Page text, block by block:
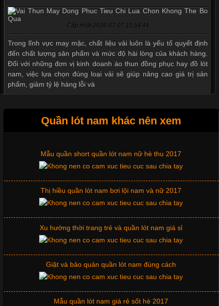
Cập nhật 2026-07-07 15:54:44
Trong lĩnh vực may mặc, chất liệu vải luôn là yếu tố quyết định
đến chất lượng sản phẩm và mức độ hài lòng của khách hàng.
Đối với những đơn vị kinh doanh áo thun đồng phục hay đồ lót
nam, việc lựa chọn đúng loại vải sẽ giúp nâng cao giá trị sản
phẩm, giảm tỷ lệ hàng lỗi và
Áo thun là một trong những trang phục phổ biến nhất hiện nay
nhờ tính tiện dụng, dễ phối đồ và phù hợp với nhiều đối tượng.
quan trọng tạo nên phong cách riêng cho từng sản phẩm. Mỗi
loại cổ áo sẽ mang đến một vẻ đẹp khác
Những Mẫu Áo Thun Đồng Phục Công Ty Được Ưa
Chuộng Hiện Nay
Quần lót nam khác nên xem
Mẫu quần short quần lót nam nữ hè thu 2017
Thị hiều quần lót nam bơi lội nam và nữ 2017
Xu hướng thời trang trẻ và quần lót nam giá sỉ
Giặt và bảo quản quần lót nam đúng cách
Mẫu quần lót nam giá rẻ sốt hè 2017